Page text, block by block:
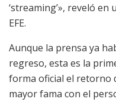
‘streaming’», reveló
EFE.
Aunque la prensa ya
regreso, esta es la
forma oficial el retorno
mayor fama con el